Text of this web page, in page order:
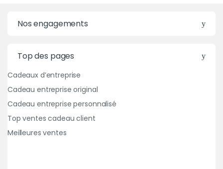
Nos engagements
Top des pages
Cadeaux d’entreprise
Cadeau entreprise original
Cadeau entreprise personnalisé
Top ventes cadeau client
Meilleures ventes